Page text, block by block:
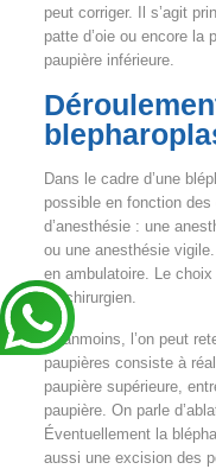
peut corriger. Il s’agit
patte d’oie ou encore la
paupière inférieure.
Dans le cadre d’une
possible en fonction
d’anesthésie : une
ou une anesthésie
en ambulatoire. Le
du chirurgien.
Néanmoins, l’on peut
paupières consiste à
paupière supérieure,
paupière. On parle
Éventuellement la
aussi une excision des